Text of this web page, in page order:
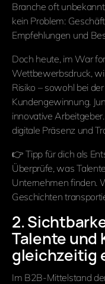
Branche oft
kein Problem:
Empfehlungen und
Doch heute, im War
Wettbewerbsdruck,
Risiko – sowohl bei
Kundengewinnung.
innovative
digitale Präsenz und
👉 Tipp für dich als
Überprüfe, was
Unternehmen finden.
Geschichten
2.
Talente und
gleichzeitig
Im B2B-Mittelstand